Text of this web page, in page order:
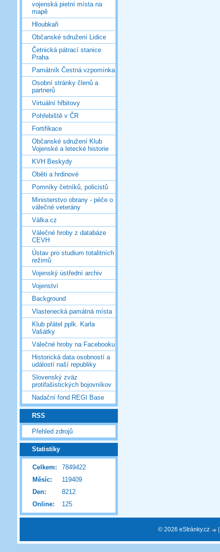
vojenská pietní místa na
mapě
Hloubkaři
Občanské sdružení Lidice
Četnická pátrací stanice
Praha
Památník Čestná vzpomínka
Osobní stránky členů a
partnerů
Virtuální hřbitovy
Pohřebiště v ČR
Fortifikace
Občanské sdružení Klub
Vojenské a letecké historie
KVH Beskydy
Oběti a hrdinové
Pomníky četníků, policistů
Ministerstvo obrany - péče o
válečné veterány
Válka.cz
Válečné hroby z databáze
CEVH
Ústav pro studium totalitních
režimů
Vojenský ústřední archiv
Vojenství
Background
Vlastenecká památná místa
Klub přátel pplk. Karla
Vašátky
Válečné hroby na Facebooku
Historická data osobností a
událostí naší republiky
Slovenský zväz
protifašistických bojovníkov
Nadační fond REGI Base
RSS
Přehled zdrojů
Statistiky
Online: 125
Celkem:
7849422
Měsíc:
119409
Den:
8212
© 2026 eStránky.cz